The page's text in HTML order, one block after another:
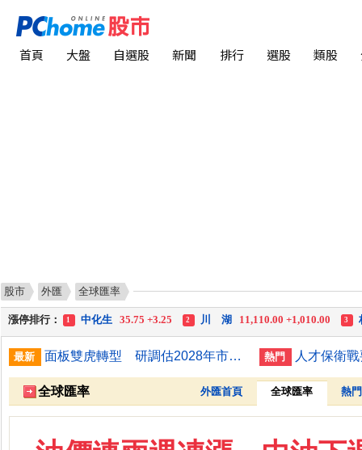
首頁 大盤 自選股 新聞 排行 選股 類股
股市 外匯 全球匯率
跌幅排行：
1 凌 航 168.00 -18.50 雙 鍵236.50 -26.00
禾
漲停排行：
1 中化生35.75 +3.25 2 川 湖 11,110.00 +1,010.00 3
最新
面板雙虎轉型 研調估2028年市占下降盼成關鍵少數 熱門
全球匯率 外匯首頁 全球匯率 熱